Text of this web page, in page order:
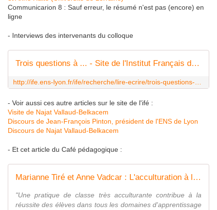
Communicarion 8 : Sauf erreur, le résumé n'est pas (encore) en
ligne
- Interviews des intervenants du colloque
Trois questions à ... - Site de l'Institut Français de l'Education - ifé
- Voir aussi ces autre articles sur le site de l'ifé :
Visite de Najat Vallaud-Belkacem
Discours de Jean-François Pinton, président de l'ENS de Lyon
Discours de Najat Vallaud-Belkacem
- Et cet article du Café pédagogique :
Marianne Tiré et Anne Vadcar : L'acculturation à l'écrit en CP
"Une pratique de classe très acculturante contribue à la
réussite des élèves dans tous les domaines d'apprentissage